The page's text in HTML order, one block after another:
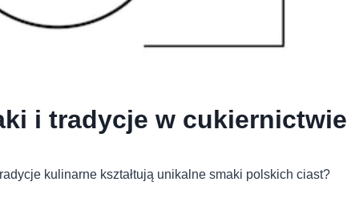
i tradycje w cukiernictwie
kulinarne kształtują unikalne smaki polskich ciast?